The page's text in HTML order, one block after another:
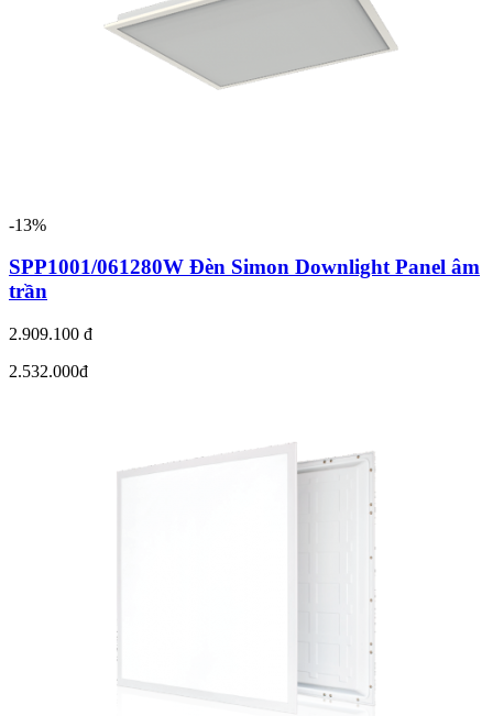
-13%
SPP1001/061280W Đèn Simon Downlight Panel âm
trần
2.909.100 đ
2.532.000đ